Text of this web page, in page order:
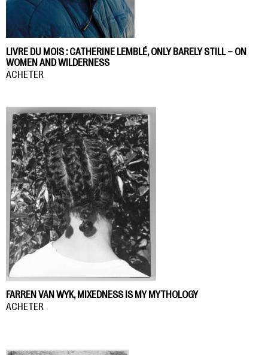
LIVRE DU MOIS : CATHERINE LEMBLÉ, ONLY BARELY STILL – ON
WOMEN AND WILDERNESS
ACHETER
FARREN VAN WYK, MIXEDNESS IS MY MYTHOLOGY
ACHETER